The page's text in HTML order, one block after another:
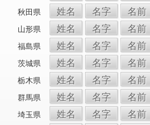
秋田県 姓名 名字 名前
山形県 姓名 名字 名前
福島県 姓名 名字 名前
茨城県 姓名 名字 名前
栃木県 姓名 名字 名前
群馬県 姓名 名字 名前
埼玉県 姓名 名字 名前